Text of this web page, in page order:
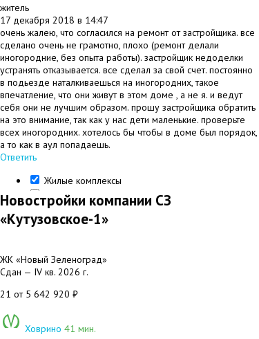
житель#
17 декабря 2018 в 14:47
очень жалею, что согласился на ремонт от застройщика. все
сделано очень не грамотно, плохо (ремонт делали
иногородние, без опыта работы). застройщик недоделки
устранять отказывается. все сделал за свой счет. постоянно
в подьезде наталкиваешься на иногородних, такое
впечатление, что они живут в этом доме , а не я. и ведут
себя они не лучшим образом. прошу застройщика обратить
на это внимание, так как у нас дети маленькие. проверьте
всех иногородних. хотелось бы чтобы в доме был порядок,
а то как в аул попадаешь.
Ответить
Жилые комплексы
Представительства
Новостройки компании СЗ
«Кутузовское-1»
ЖК «Новый Зеленоград»
Сдан — IV кв. 2026 г.
21 от 5 642 920 ₽
Ховрино 41 мин.